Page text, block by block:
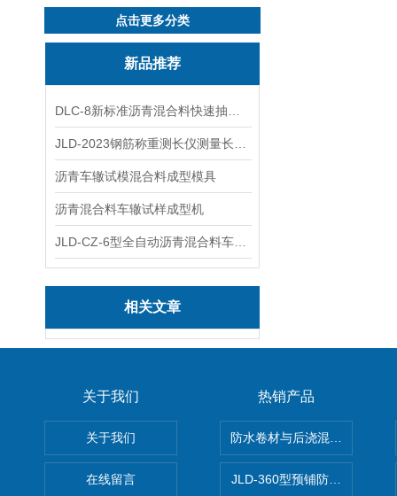
点击更多分类
新品推荐
沥青车辙试模混合料成型模具
沥青混合料车辙试样成型机
相关文章
关于我们
关于我们
在线留言
热销产品
防水卷材与后浇混凝土剥离强
JLD-360型预铺防水卷材抗冲